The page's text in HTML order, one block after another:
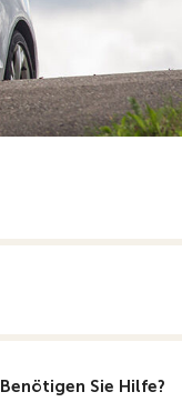
Benötigen Sie Hilfe?